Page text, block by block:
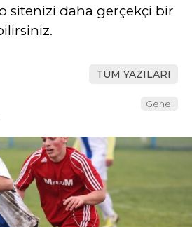
sitenizi daha gerçekçi bir
TÜM YAZILARI
Genel